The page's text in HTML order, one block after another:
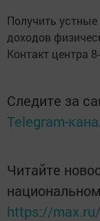
Получить
доходов
Контакт центра
Следите за
Telegram-
Читайте
https://